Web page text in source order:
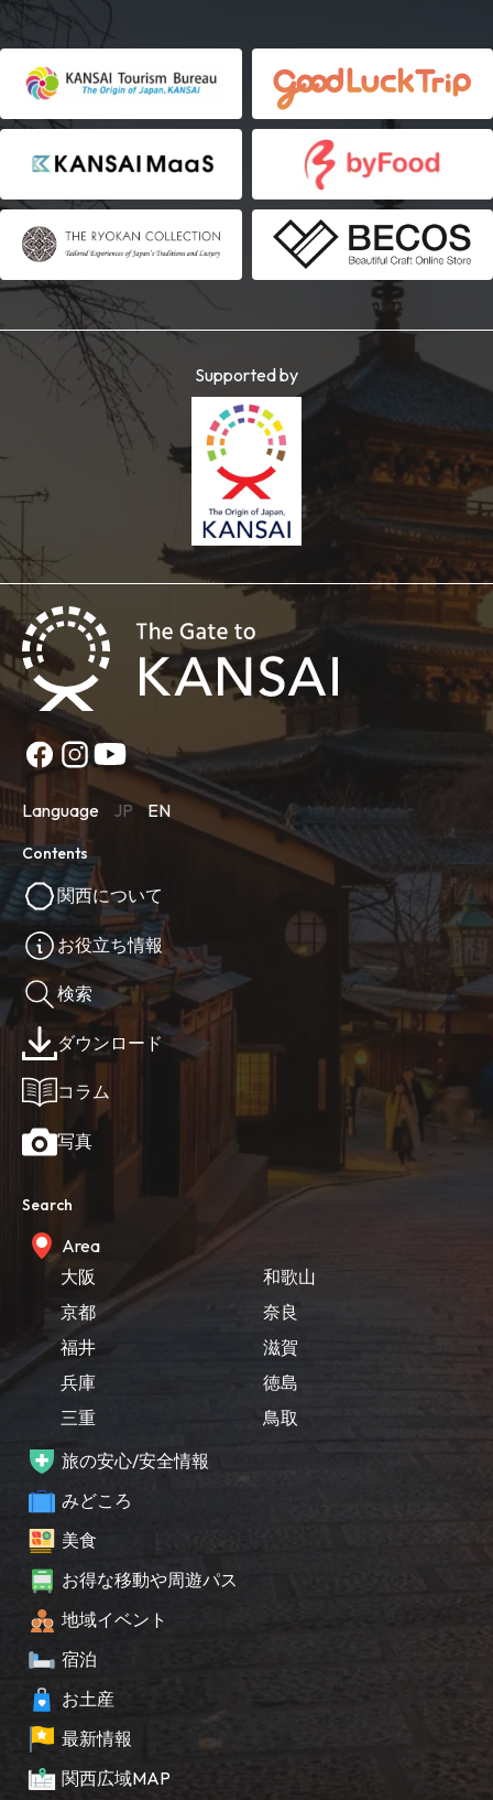
Supported by
Language JP EN
Contents
関西について
お役立ち情報
検索
ダウンロード
コラム
写真
Search
Area
大阪
京都
福井
兵庫
三重
和歌山
奈良
滋賀
徳島
鳥取
旅の安心/安全情報
みどころ
美食
お得な移動や周遊パス
地域イベント
宿泊
お土産
最新情報
関西広域MAP